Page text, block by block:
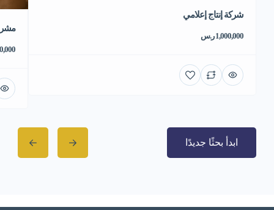
شركة إنتاج إعلامي
1,000,000 ر.س
ابدأ بحثًا جديدًا